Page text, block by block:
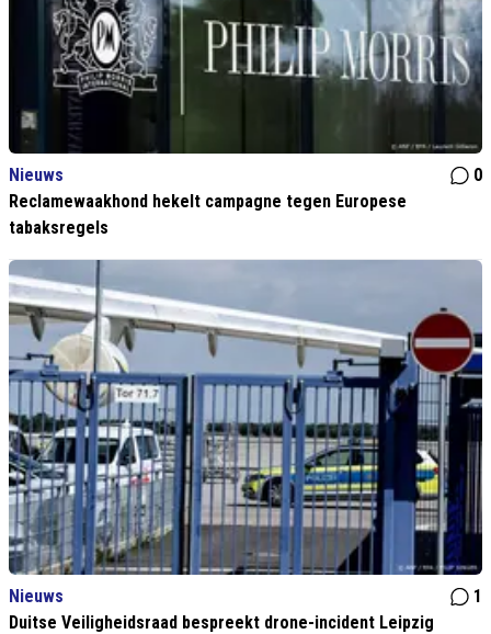
Nieuws
0
Reclamewaakhond hekelt campagne tegen Europese
tabaksregels
Nieuws
1
Duitse Veiligheidsraad bespreekt drone-incident Leipzig